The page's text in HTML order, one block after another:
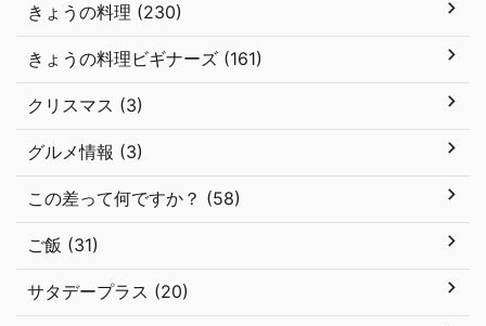
きょうの料理 (230)
きょうの料理ビギナーズ (161)
クリスマス (3)
グルメ情報 (3)
この差って何ですか？ (58)
ご飯 (31)
サタデープラス (20)